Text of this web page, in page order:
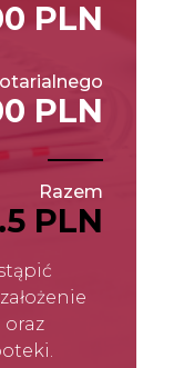
PLN
PLN
Razem
PLN
oraz